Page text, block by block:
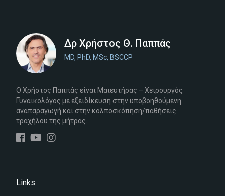
Δρ Χρήστος Θ. Παππάς
MD, PhD, MSc, BSCCP
Ο Χρήστος Παππάς είναι Μαιευτήρας – Χειρουργός
Γυναικολόγος με εξειδίκευση στην υποβοηθούμενη
αναπαραγωγή και στην κολποσκόπηση/παθήσεις
τραχήλου της μήτρας.
Links